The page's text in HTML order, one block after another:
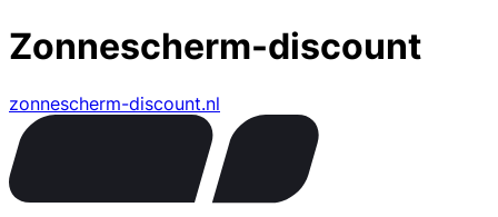
Zonnescherm-discount
zonnescherm-discount.nl